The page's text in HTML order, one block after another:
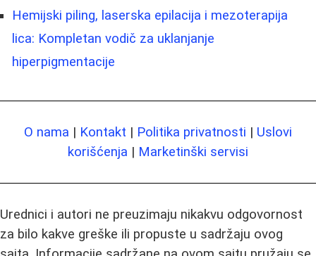
Hemijski piling, laserska epilacija i mezoterapija
lica: Kompletan vodič za uklanjanje
hiperpigmentacije
O nama | Kontakt | Politika privatnosti | Uslovi
korišćenja | Marketinški servisi
Urednici i autori ne preuzimaju nikakvu odgovornost
za bilo kakve greške ili propuste u sadržaju ovog